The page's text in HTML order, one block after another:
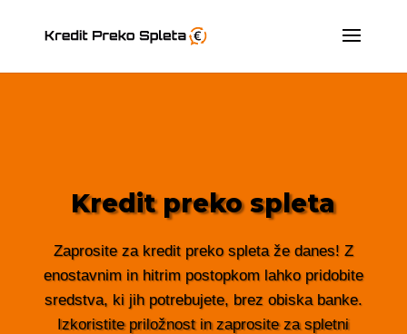
Kredit preko spleta
Zaprosite za kredit preko spleta že danes! Z
enostavnim in hitrim postopkom lahko pridobite
sredstva, ki jih potrebujete, brez obiska banke.
Izkoristite priložnost in zaprosite za spletni